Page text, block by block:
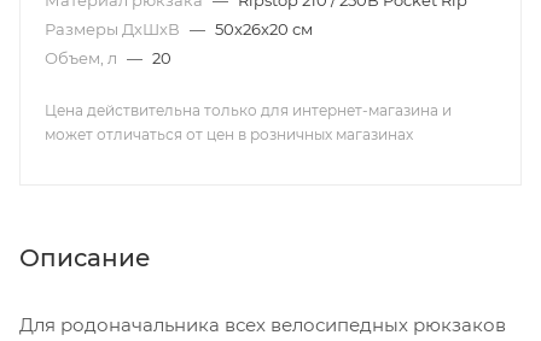
Размеры ДхШхВ — 50x26x20 см
Объем, л — 20
Цена действительна только для интернет-магазина и
может отличаться от цен в розничных магазинах
Описание
Для родоначальника всех велосипедных рюкзаков